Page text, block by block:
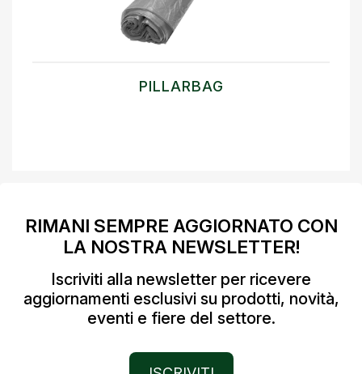
PILLARBAG
RIMANI SEMPRE AGGIORNATO CON
LA NOSTRA NEWSLETTER!
Iscriviti alla newsletter per ricevere
aggiornamenti esclusivi su prodotti, novità,
eventi e fiere del settore.